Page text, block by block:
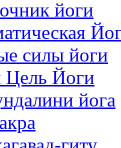
йоги
силы йоги
Цель Йоги
йога